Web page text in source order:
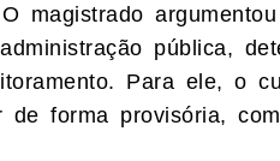
magistrado
pública,
Para ele, o
de forma provisória,